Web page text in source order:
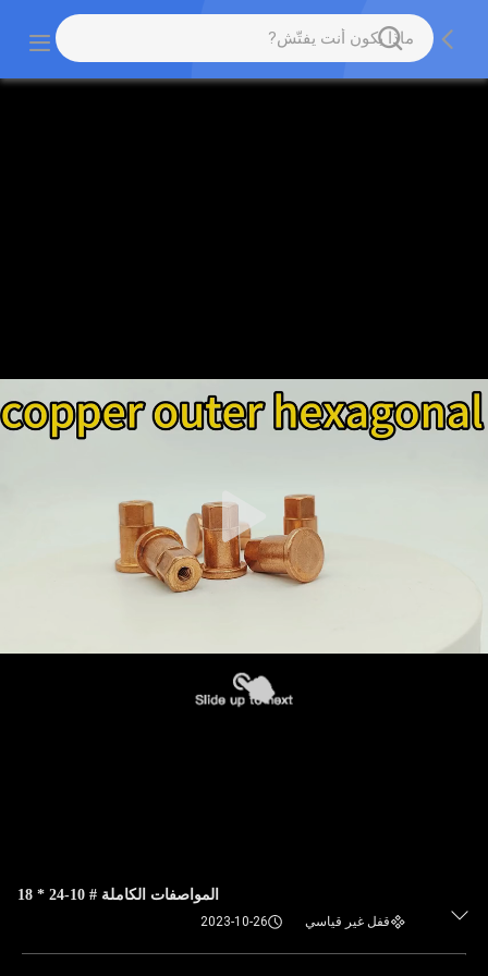
المواصفات الكاملة # 10-24 * 18
قفل غير قياسي 2023-10-26